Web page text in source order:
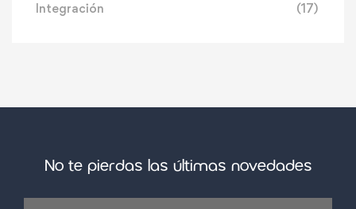
Integración (17)
No te pierdas las últimas novedades